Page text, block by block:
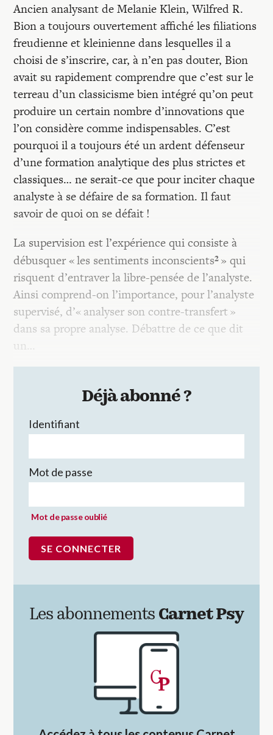
Ancien analysant de Melanie Klein, Wilfred R.
Bion a toujours ouvertement affiché les filiations
freudienne et kleinienne dans lesquelles il a
choisi de s’inscrire, car, à n’en pas douter, Bion
avait su rapidement comprendre que c’est sur le
terreau d’un classicisme bien intégré qu’on peut
produire un certain nombre d’innovations que
l’on considère comme indispensables. C’est
pourquoi il a toujours été un ardent défenseur
d’une formation analytique des plus strictes et
classiques… ne serait-ce que pour inciter chaque
analyste à se défaire de sa formation. Il faut
savoir de quoi on se défait !
La supervision est l’expérience qui consiste à
débusquer « les sentiments inconscients²» qui
risquent d’entraver la libre-pensée de l’analyste.
Ainsi comprend-on l’importance, pour l’analyste
supervisé, d’« analyser son contre-transfert »
dans sa propre analyse. Débattre de ce que dit
un…
Déjà abonné ?
Identifiant
Mot de passe
Mot de passe oublié
Les abonnements Carnet Psy